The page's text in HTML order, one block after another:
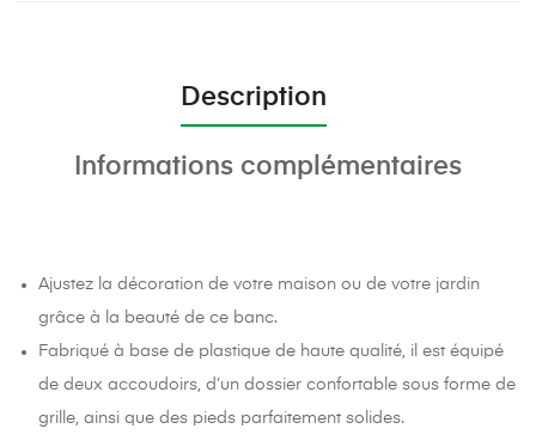
Description
Informations complémentaires
Ajustez la décoration de votre maison ou de votre jardin
grâce à la beauté de ce banc.
Fabriqué à base de plastique de haute qualité, il est équipé
de deux accoudoirs, d’un dossier confortable sous forme de
grille, ainsi que des pieds parfaitement solides.